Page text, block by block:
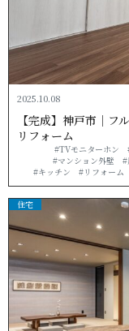
2025.10.08
【完成】神戸市｜フ
リ フ ォ ー ム
#TVモニターホン
#マンション外壁
#
#キッチン
#リフォーム
住宅